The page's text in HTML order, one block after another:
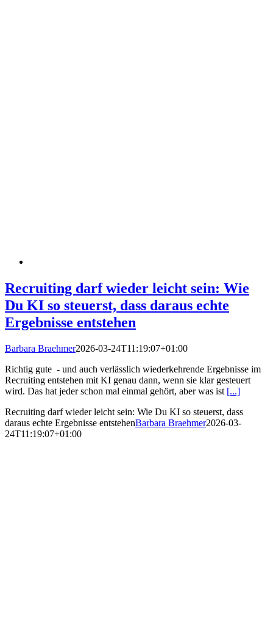
Recruiting darf wieder leicht sein: Wie
Du KI so steuerst, dass daraus echte
Ergebnisse entstehen
Barbara Braehmer2026-03-24T11:19:07+01:00
Richtig gute - und auch verlässlich wiederkehrende Ergebnisse im
Recruiting entstehen mit KI genau dann, wenn sie klar gesteuert
wird. Das hat jeder schon mal einmal gehört, aber was ist [...]
Recruiting darf wieder leicht sein: Wie Du KI so steuerst, dass
daraus echte Ergebnisse entstehenBarbara Braehmer2026-03-
24T11:19:07+01:00